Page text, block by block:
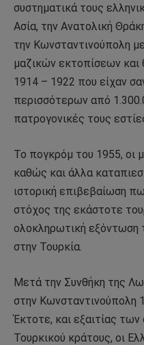
συστηματικά τους
Ασία, την Ανατολική
την Κωνσταντινούπολη
μαζικών εκτοπίσεων και
1914 – 1922 που είχαν
περισσότερων από
πατρογονικές τους
Το πογκρόμ του 1955, οι
καθώς και άλλα
ιστορική επιβεβαίωση
στόχος της εκάστοτε
ολοκληρωτική εξόντωση
στην Τουρκία.
Μετά την Συνθήκη της
στην Κωνσταντινούπολη
Έκτοτε, και εξαιτίας
Τουρκικού κράτους, οι